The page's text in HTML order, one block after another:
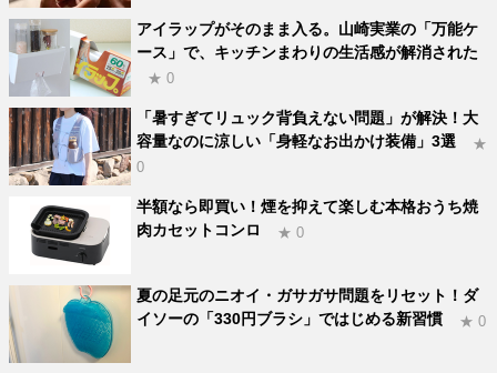
アイラップがそのまま入る。山崎実業の「万能ケ
ース」で、キッチンまわりの生活感が解消された
★ 0
「暑すぎてリュック背負えない問題」が解決！大
容量なのに涼しい「身軽なお出かけ装備」3選
★
0
半額なら即買い！煙を抑えて楽しむ本格おうち焼
肉カセットコンロ
★ 0
夏の足元のニオイ・ガサガサ問題をリセット！ダ
イソーの「330円ブラシ」ではじめる新習慣
★ 0